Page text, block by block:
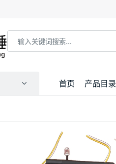
首页 产品目录